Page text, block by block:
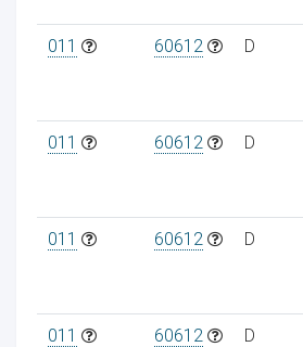
011 60612 D
011 60612 D
011 60612 D
011 60612 D